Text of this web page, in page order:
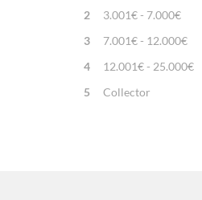
2
3.001€ - 7.000€
3
7.001€ - 12.000€
4
12.001€ - 25.000€
5
Collector